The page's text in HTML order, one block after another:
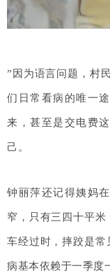
”因为语言问题，村
们日常看病的唯一
来，甚至是交电费
己。
钟丽萍还记得姨妈
窄，只有三四十平
车经过时，摔跤是
病基本依赖于一季度